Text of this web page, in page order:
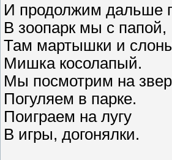
И продолжим дальше
В зоопарк мы с папой,
Там мартышки и
Мишка косолапый.
Мы посмотрим на
Погуляем в парке.
Поиграем на лугу
В игры, догонялки.